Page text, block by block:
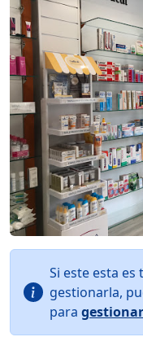
Si este esta es
gestionarla,
para